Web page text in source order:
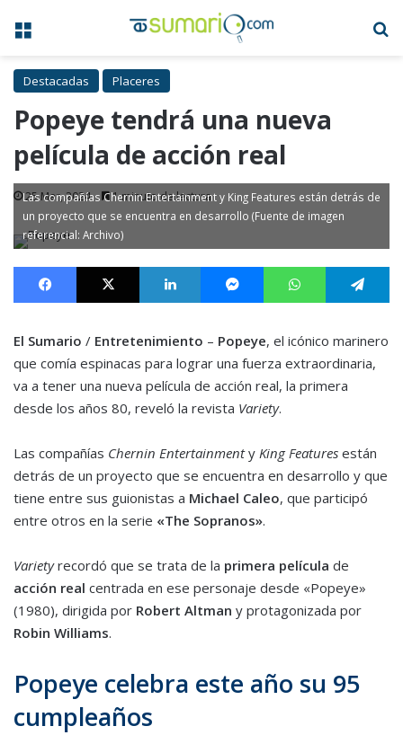
Menú
Destacadas Placeres
Popeye tendrá una nueva
película de acción real
25 Mar, 2024 1 minuto de lectura
Las compañías Chernin Entertainment y King Features están detrás de
un proyecto que se encuentra en desarrollo (Fuente de imagen
referencial: Archivo)
Facebook X LinkedIn MessengerWhatsApp
El Sumario / Entretenimiento – Popeye, el icónico marinero
que comía espinacas para lograr una fuerza extraordinaria,
va a tener una nueva película de acción real, la primera
desde los años 80, reveló la revista Variety.
Las compañías Chernin Entertainmenty King Features están
detrás de un proyecto que se encuentra en desarrollo y que
tiene entre sus guionistas a Michael Caleo, que participó
entre otros en la serie «The Sopranos».
Varietyrecordó que se trata de la primera película de
acción real centrada en ese personaje desde «Popeye»
(1980), dirigida por Robert Altman y protagonizada por
Robin Williams.
Popeye celebra este año su 95
cumpleaños